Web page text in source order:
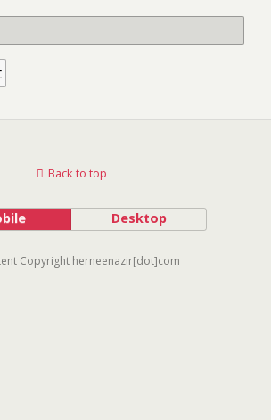
Back to top
Desktop
Copyright herneenazir[dot]com